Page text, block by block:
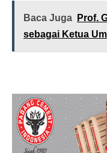
Baca Juga
Prof.
sebagai Ketua